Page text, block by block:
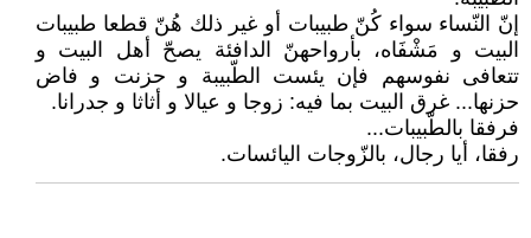
إنّ النّساء سواء كُنّ طبيبات أو غير ذلك هُنّ قطعا طبيبات
البيت و مَشْفَاه، بأرواحهنّ الدافئة يصحّ أهل البيت و
تتعافى نفوسهم فإن يئست الطّبيبة و حزنت و فاض
حزنها... غرق البيت بما فيه: زوجا و عيالا و أثاثا و جدرانا.
فرفقا بالطّبيبات...
رفقا، أيا رجال، بالزّوجات اليائسات.